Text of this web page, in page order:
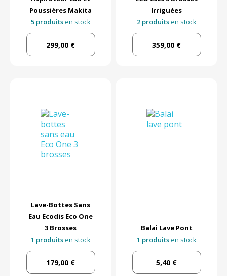
Poussières Makita
5 produitsen stock
299,00 €
Irriguées
2 produitsen stock
359,00 €
Lave-Bottes Sans
Eau Ecodis Eco One
3 Brosses
1 produitsen stock
179,00 €
Balai Lave Pont
1 produitsen stock
5,40 €